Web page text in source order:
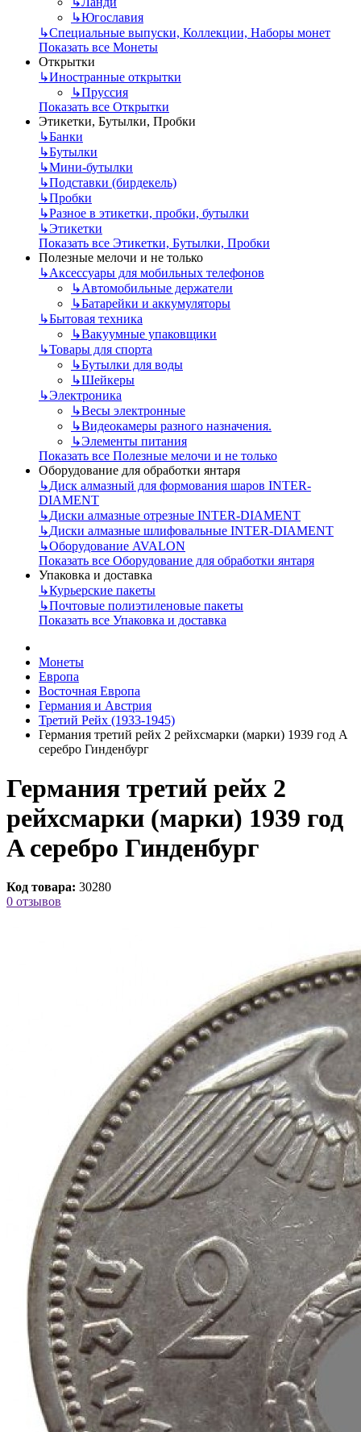
↳Югославия
↳Специальные выпуски, Коллекции, Наборы монет
Показать все Монеты
Открытки
↳Иностранные открытки
↳Пруссия
Показать все Открытки
Этикетки, Бутылки, Пробки
↳Банки
↳Бутылки
↳Мини-бутылки
↳Подставки (бирдекель)
↳Пробки
↳Разное в этикетки, пробки, бутылки
↳Этикетки
Показать все Этикетки, Бутылки, Пробки
Полезные мелочи и не только
↳Аксессуары для мобильных телефонов
↳Автомобильные держатели
↳Батарейки и аккумуляторы
↳Бытовая техника
↳Вакуумные упаковщики
↳Товары для спорта
↳Бутылки для воды
↳Шейкеры
↳Электроника
↳Весы электронные
↳Видеокамеры разного назначения.
↳Элементы питания
Показать все Полезные мелочи и не только
Оборудование для обработки янтаря
↳Диск алмазный для формования шаров INTER-
DIAMENT
↳Диски алмазные отрезные INTER-DIAMENT
↳Диски алмазные шлифовальные INTER-DIAMENT
↳Оборудование AVALON
Показать все Оборудование для обработки янтаря
Упаковка и доставка
↳Курьерские пакеты
↳Почтовые полиэтиленовые пакеты
Показать все Упаковка и доставка
Монеты
Европа
Восточная Европа
Германия и Австрия
Третий Рейх (1933-1945)
Германия третий рейх 2 рейхсмарки (марки) 1939 год A
серебро Гинденбург
Германия третий рейх 2
рейхсмарки (марки) 1939 год
A серебро Гинденбург
Код товара: 30280
0 отзывов